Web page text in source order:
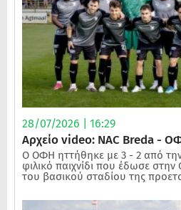
28/07/2026 | 16:29
Αρχείο video: NAC Breda -
Ο ΟΦΗ ηττήθηκε με 3 - 2 από
φιλικό παιχνίδι που έδωσε στην
του βασικού σταδίου της